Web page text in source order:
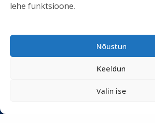
lehe funktsioone.
Nõustun
Keeldun
Valin ise
Ole kursis meie tegemistega. Peame kinni